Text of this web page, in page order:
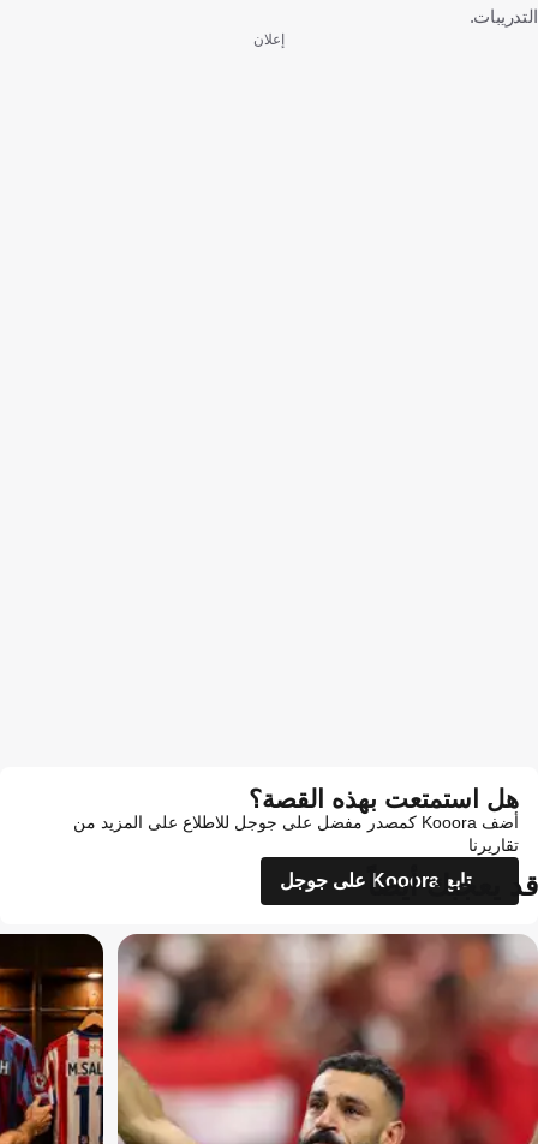
التدريبات.
إعلان
هل استمتعت بهذه القصة؟
أضف Kooora كمصدر مفضل على جوجل للاطلاع على المزيد من
تقاريرنا
تابع Kooora على جوجل
قد يعجبك أيضاً